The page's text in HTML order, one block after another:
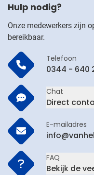
Hulp nodig?
Onze medewerkers zijn
bereikbaar.
Telefoon
0344 - 640
Chat
Direct
E-mailadres
FAQ
Bekijk de